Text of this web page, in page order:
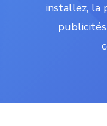
installez, la